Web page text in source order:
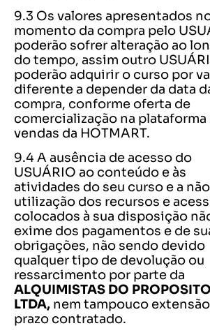
9.3 Os valores apresentados
momento da compra pelo
poderão sofrer alteração ao
do tempo, assim outro
poderão adquirir o curso por
diferente a depender da data
compra, conforme oferta de
comercialização na plataforma
vendas da HOTMART.
9.4 A ausência de acesso do
USUÁRIO ao conteúdo e às
atividades do seu curso e a não
utilização dos recursos e
colocados à sua disposição
exime dos pagamentos e de
obrigações, não sendo devido
qualquer tipo de devolução ou
ressarcimento por parte da
ALQUIMISTAS DO PROPOSITO
LTDA, nem tampouco
prazo contratado.